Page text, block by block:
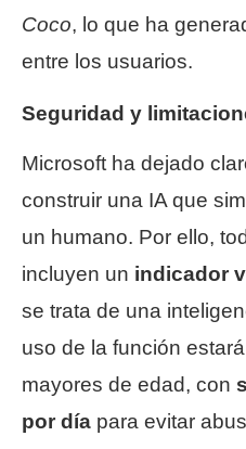
Coco, lo que ha
entre los usuarios.
Seguridad y
Microsoft ha dejado
construir una IA que
un humano. Por ello,
incluyen un indicador
se trata de una
uso de la función
mayores de edad, con
por día para evitar